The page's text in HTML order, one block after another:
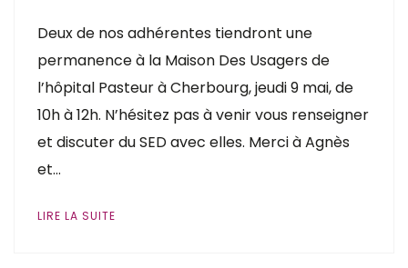
Deux de nos adhérentes tiendront une
permanence à la Maison Des Usagers de
l’hôpital Pasteur à Cherbourg, jeudi 9 mai, de
10h à 12h. N’hésitez pas à venir vous renseigner
et discuter du SED avec elles. Merci à Agnès
et…
LIRE LA SUITE